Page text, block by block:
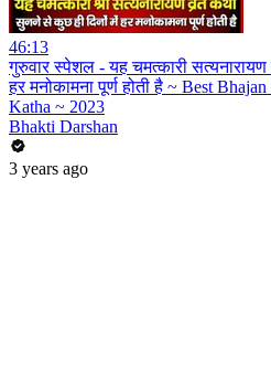
46:13
गुरुवार स्पेशल - यह चमत्कारी
हर मनोकामना पूर्ण होती है ~ Best
Katha ~ 2023
Bhakti Darshan
3 years ago